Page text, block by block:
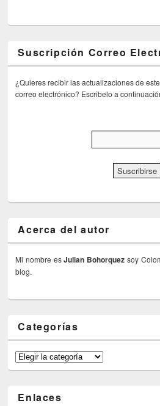
Suscripción Correo
¿Quieres recibir las actualizaciones de
correo electrónico? Escribelo a
Acerca del autor
Mi nombre esJulian Bohorquez soy
blog.
Categorías
Categorías
Enlaces